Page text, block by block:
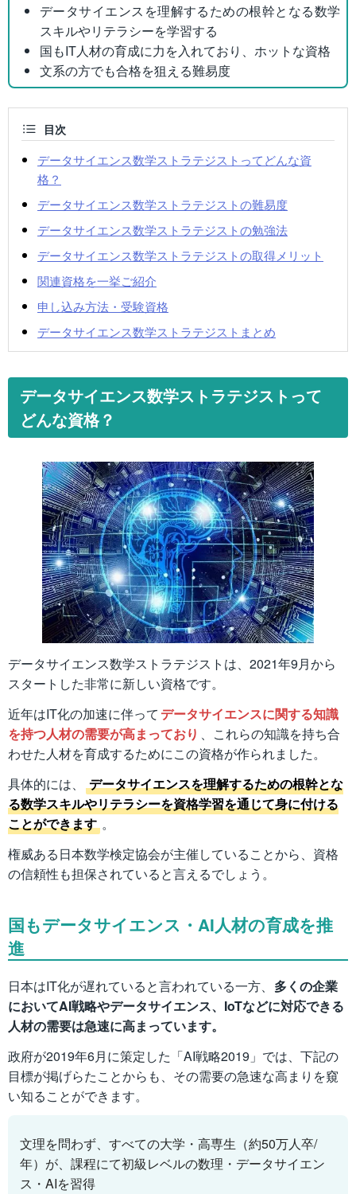
データサイエンスを理解するための根幹となる数学
スキルやリテラシーを学習する
国もIT人材の育成に力を入れており、ホットな資格
文系の方でも合格を狙える難易度
目次
データサイエンス数学ストラテジストってどんな資
格？
データサイエンス数学ストラテジストの難易度
データサイエンス数学ストラテジストの勉強法
データサイエンス数学ストラテジストの取得メリット
関連資格を一挙ご紹介
申し込み方法・受験資格
データサイエンス数学ストラテジストまとめ
データサイエンス数学ストラテジストって
どんな資格？
データサイエンス数学ストラテジストは、2021年9月から
スタートした非常に新しい資格です。
近年はIT化の加速に伴って データサイエンスに関する知識
を持つ人材の需要が高まっており 、これらの知識を持ち合
わせた人材を育成するためにこの資格が作られました。
具体的には、
データサイエンスを理解するための根幹とな
る数学スキルやリテラシーを資格学習を通じて身に付ける
ことができます 。
権威ある日本数学検定協会が主催していることから、資格
の信頼性も担保されていると言えるでしょう。
国もデータサイエンス・AI人材の育成を推
進
日本はIT化が遅れていると言われている一方、 多くの企業
においてAI戦略やデータサイエンス、IoTなどに対応できる
人材の需要は急速に高まっています。
政府が2019年6月に策定した「AI戦略2019」では、下記の
目標が掲げらたことからも、その需要の急速な高まりを窺
い知ることができます。
文理を問わず、すべての大学・高専生（約50万人卒/
年）が、課程にて初級レベルの数理・データサイエン
ス・AIを習得